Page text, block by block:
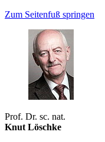
Zum Seitenfuß springen
Prof. Dr. sc. nat.
Knut Löschke